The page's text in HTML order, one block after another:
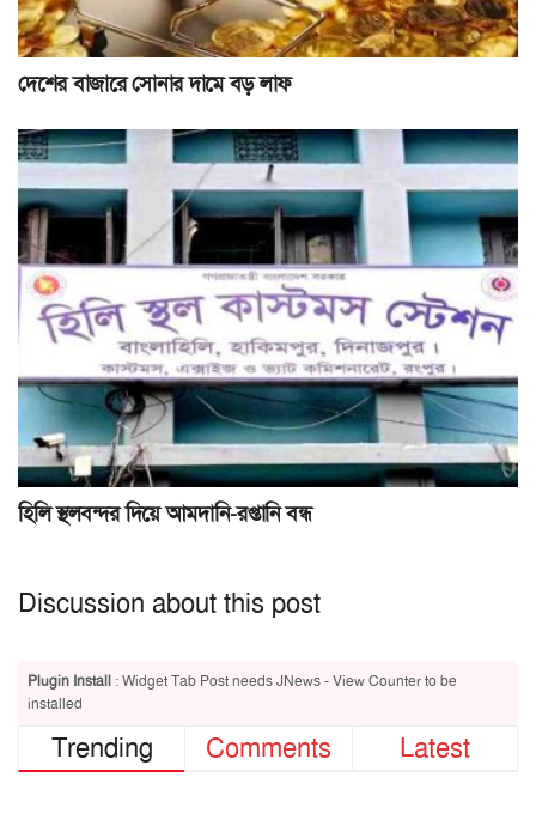
দেশের বাজারে সোনার দামে বড় লাফ
হিলি স্থলবন্দর দিয়ে আমদানি-রপ্তানি বন্ধ
Discussion about this post
Plugin Install : Widget Tab Post needs JNews - View Counter to be
installed
Trending Comments Latest